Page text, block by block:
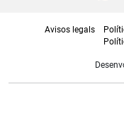
Avisos legals